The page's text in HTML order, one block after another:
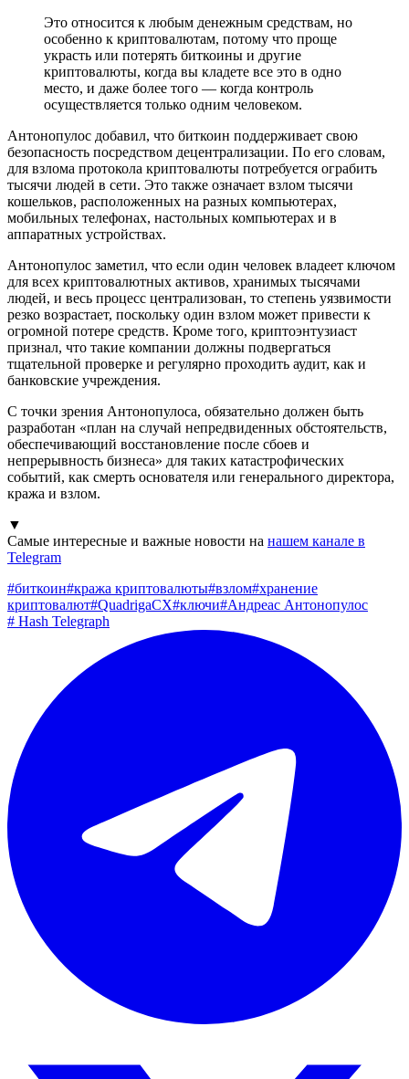
Это относится к любым денежным средствам, но
особенно к криптовалютам, потому что проще
украсть или потерять биткоины и другие
криптовалюты, когда вы кладете все это в одно
место, и даже более того — когда контроль
осуществляется только одним человеком.
Антонопулос добавил, что биткоин поддерживает свою
безопасность посредством децентрализации. По его словам,
для взлома протокола криптовалюты потребуется ограбить
тысячи людей в сети. Это также означает взлом тысячи
кошельков, расположенных на разных компьютерах,
мобильных телефонах, настольных компьютерах и в
аппаратных устройствах.
Антонопулос заметил, что если один человек владеет ключом
для всех криптовалютных активов, хранимых тысячами
людей, и весь процесс централизован, то степень уязвимости
резко возрастает, поскольку один взлом может привести к
огромной потере средств. Кроме того, криптоэнтузиаст
признал, что такие компании должны подвергаться
тщательной проверке и регулярно проходить аудит, как и
банковские учреждения.
С точки зрения Антонопулоса, обязательно должен быть
разработан «план на случай непредвиденных обстоятельств,
обеспечивающий восстановление после сбоев и
непрерывность бизнеса» для таких катастрофических
событий, как смерть основателя или генерального директора,
кража и взлом.
▼
Самые интересные и важные новости на нашем канале в
Telegram
#биткоин#кража криптовалюты#взлом#хранение
криптовалют#QuadrigaCX#ключи#Андреас Антонопулос
# Hash Telegraph